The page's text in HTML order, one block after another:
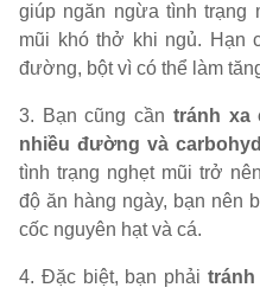
giúp ngăn ngừa tình trạng
mũi khó thở khi ngủ. Hạn
đường, bột vì có thể làm
3. Bạn cũng cần tránh xa
nhiều đường và
tình trạng nghẹt mũi trở
độ ăn hàng ngày, bạn nên
cốc nguyên hạt và cá.
4. Đặc biệt, bạn phải